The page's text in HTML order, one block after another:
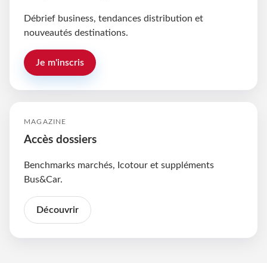
Débrief business, tendances distribution et
nouveautés destinations.
Je m'inscris
MAGAZINE
Accès dossiers
Benchmarks marchés, Icotour et suppléments
Bus&Car.
Découvrir